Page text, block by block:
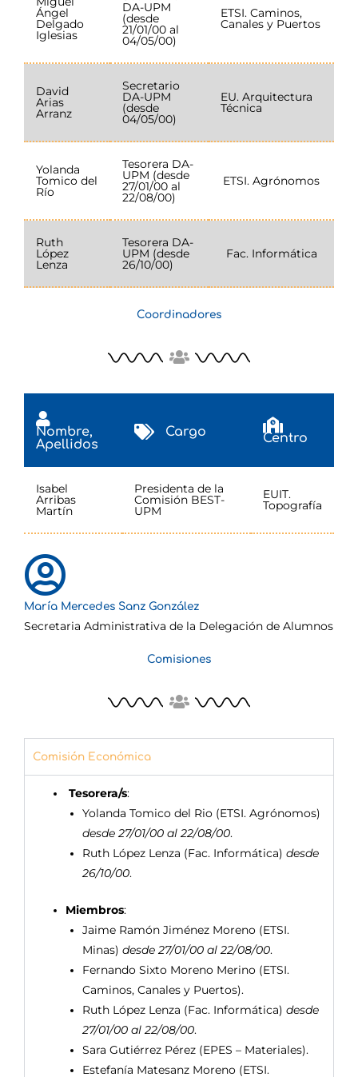
Ángel
Delgado
Iglesias
DA-UPM
(desde
21/01/00 al
04/05/00)
ETSI. Caminos,
Canales y Puertos
David
Arias
Arranz
Secretario
DA-UPM
(desde
04/05/00)
EU. Arquitectura
Técnica
Yolanda
Tomico del
Río
Tesorera DA-
UPM (desde
27/01/00 al
22/08/00)
ETSI. Agrónomos
Ruth
López
Lenza
Tesorera DA-
UPM (desde
26/10/00)
Fac. Informática
Coordinadores
Nombre,
Apellidos
Cargo Centro
Isabel
Arribas
Martín
Presidenta de la
Comisión BEST-
UPM
EUIT.
Topografía
María Mercedes Sanz González
Secretaria Administrativa de la Delegación de Alumnos
Comisiones
Comisión Económica
Tesorera/s:
Yolanda Tomico del Rio (ETSI. Agrónomos)
desde 27/01/00 al 22/08/00.
Ruth López Lenza (Fac. Informática) desde
26/10/00.
Miembros:
Jaime Ramón Jiménez Moreno (ETSI.
Minas) desde 27/01/00 al 22/08/00.
Fernando Sixto Moreno Merino (ETSI.
Caminos, Canales y Puertos).
Ruth López Lenza (Fac. Informática) desde
27/01/00 al 22/08/00.
Sara Gutiérrez Pérez (EPES – Materiales).
Estefanía Matesanz Moreno (ETSI.